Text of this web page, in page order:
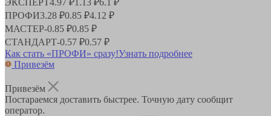
ПРОФИ3.28 ₽0.85 ₽4.12 ₽
МАСТЕР-0.85 ₽0.85 ₽
СТАНДАРТ-0.57 ₽0.57 ₽
Как стать «ПРОФИ» сразу!Узнать подробнее
Привезём
Привезём
Постараемся доставить быстрее. Точную дату сообщит
оператор.